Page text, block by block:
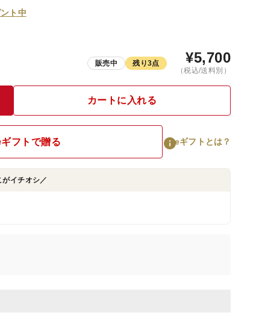
ト中
販売中 残り3点 ¥5,700
（税込/送料別）
カートに入れる
フトで贈る eギフトとは？
がイチオシ／